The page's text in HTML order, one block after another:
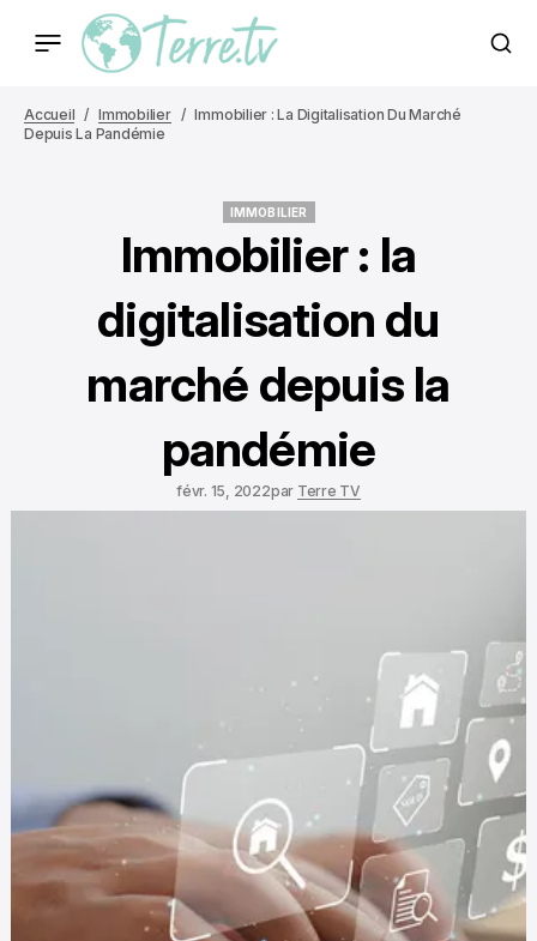
Accueil Immobilier
Immobilier : La Digitalisation Du Marché
Depuis La Pandémie
IMMOBILIER
Immobilier : la
digitalisation du
marché depuis la
pandémie
févr. 15, 2022par Terre TV